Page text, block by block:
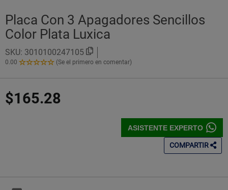
Placa Con 3 Apagadores Sencillos
Color Plata Luxica
SKU: 3010100247105
0.00
0.00
Estrellas!
(Se el primero en comentar)
$165.28
ASISTENTE EXPERTO
COMPARTIR